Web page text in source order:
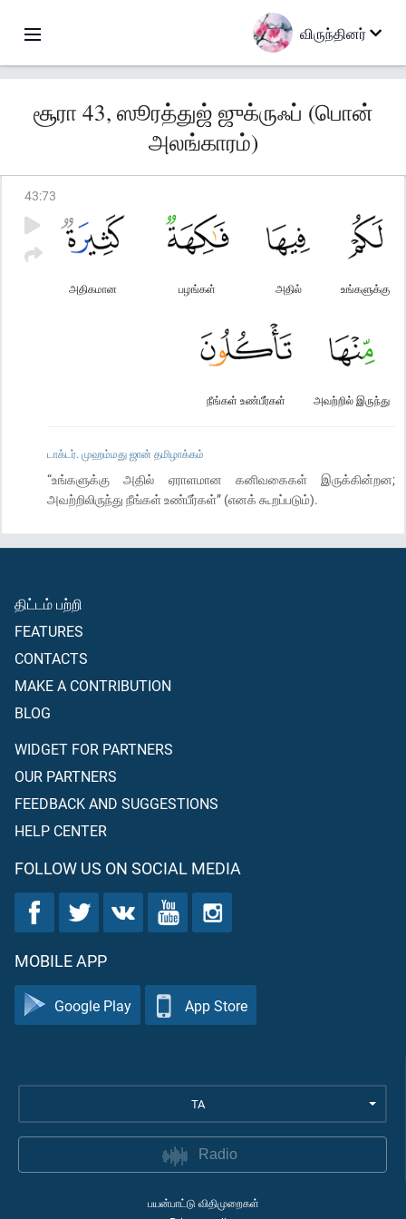
விருந்தினர்
சூரா 43, ஸூரத்துஜ் ஜுக்ருஃப் (பொன்
அலங்காரம்)
43:73
உங்களுக்கு
அதில்
பழங்கள்
அதிகமான
அவற்றில் இருந்து
நீங்கள் உண்பீர்கள்
டாக்டர். முஹம்மது ஜான் தமிழாக்கம்
“உங்களுக்கு அதில் ஏராளமான கனிவகைகள் இருக்கின்றன;
அவற்றிலிருந்து நீங்கள் உண்பீர்கள்” (எனக் கூறப்படும்).
திட்டம் பற்றி
FEATURES
CONTACTS
MAKE A CONTRIBUTION
BLOG
WIDGET FOR PARTNERS
OUR PARTNERS
FEEDBACK AND SUGGESTIONS
HELP CENTER
FOLLOW US ON SOCIAL MEDIA
MOBILE APP
Google Play App Store
TA
Radio
பயன்பாட்டு விதிமுறைகள்